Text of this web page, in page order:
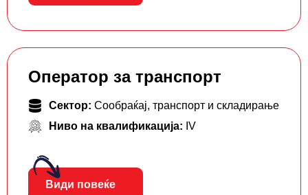
Оператор за транспорт
Сектор: Сообраќај, транспорт и складирање
Ниво на квалификација: IV
Види повеќе